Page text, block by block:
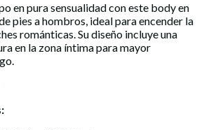
en pura sensualidad con este body en
pies a hombros, ideal para encender la
románticas. Su diseño incluye una
en la zona íntima para mayor